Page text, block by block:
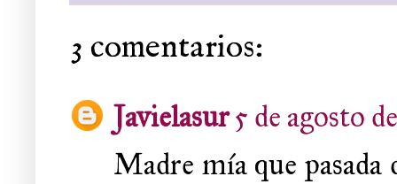
3 comentarios:
Javielasur5 de agosto
Madre mía que pasada